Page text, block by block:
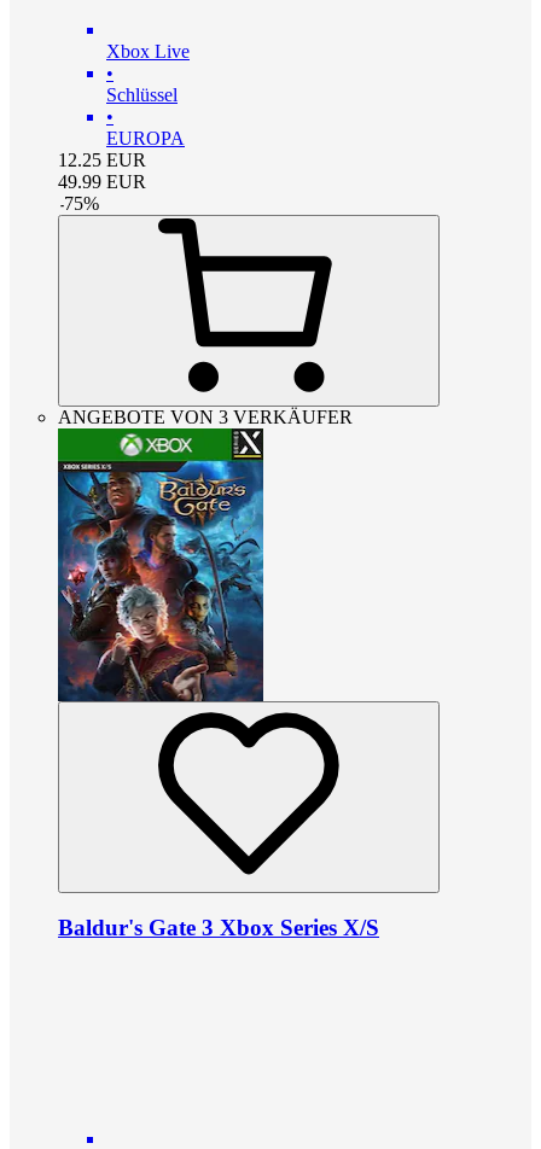
Xbox Live
•
Schlüssel
•
EUROPA
12.25 EUR
49.99 EUR
-75%
ANGEBOTE VON 3 VERKÄUFER
Baldur's Gate 3 Xbox Series X/S